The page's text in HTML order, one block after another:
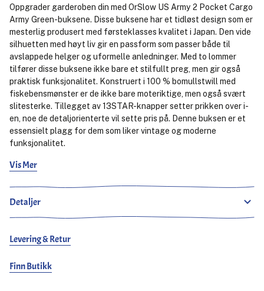
Oppgrader garderoben din med OrSlow US Army 2 Pocket Cargo
Army Green-buksene. Disse buksene har et tidløst design som er
mesterlig produsert med førsteklasses kvalitet i Japan. Den vide
silhuetten med høyt liv gir en passform som passer både til
avslappede helger og uformelle anledninger. Med to lommer
tilfører disse buksene ikke bare et stilfullt preg, men gir også
praktisk funksjonalitet. Konstruert i 100 % bomullstwill med
fiskebensmønster er de ikke bare moteriktige, men også svært
slitesterke. Tillegget av 13STAR-knapper setter prikken over i-
en, noe de detaljorienterte vil sette pris på. Denne buksen er et
essensielt plagg for dem som liker vintage og moderne
funksjonalitet.
Frans er 187 cm og bruker størrelse 2.
Alan er 187 cm og bruker størrelse 3.
Vis Mer
Detaljer
Levering & Retur
Finn Butikk